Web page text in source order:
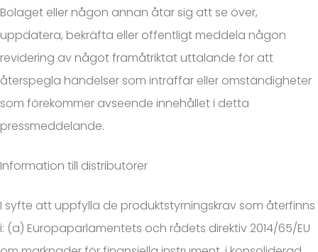
Bolaget eller någon annan åtar sig att se över,
uppdatera, bekräfta eller offentligt meddela någon
revidering av något framåtriktat uttalande för att
återspegla händelser som inträffar eller omständigheter
som förekommer avseende innehållet i detta
pressmeddelande.
Information till distributörer
I syfte att uppfylla de produktstyrningskrav som återfinns
i: (a) Europaparlamentets och rådets direktiv 2014/65/EU